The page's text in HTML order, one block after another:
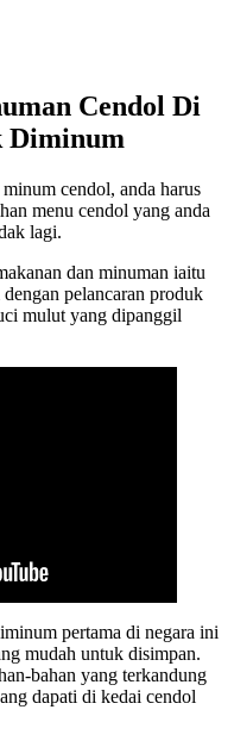
Cendol Di
Diminum
cendol, anda harus
menu cendol yang anda
lagi.
dan minuman iaitu
pelancaran produk
mulut yang dipanggil
pertama di negara ini
mudah untuk disimpan.
bahan yang terkandung
dapati di kedai cendol